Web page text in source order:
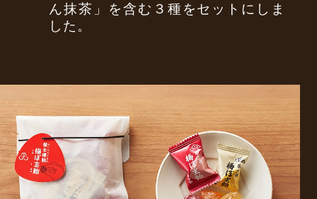
ん抹茶」を含む３種をセットにしま
した。